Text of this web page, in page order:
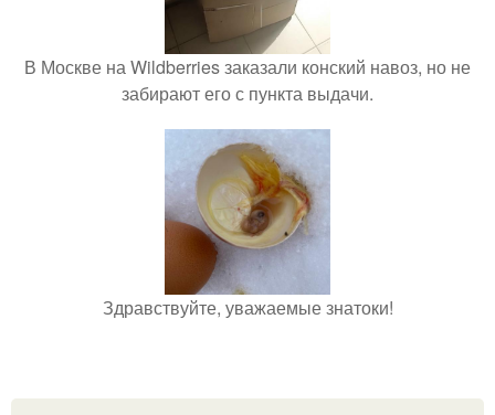
В Москве на Wildberries заказали конский навоз, но не
забирают его с пункта выдачи.
Здравствуйте, уважаемые знатоки!